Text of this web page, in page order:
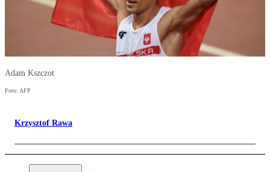
Adam Kszczot
Foto: AFP
Krzysztof Rawa